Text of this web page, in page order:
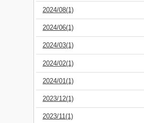
2024/08(1)
2024/06(1)
2024/03(1)
2024/02(1)
2024/01(1)
2023/12(1)
2023/11(1)